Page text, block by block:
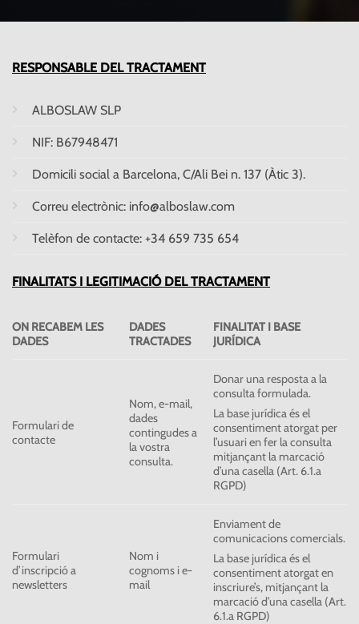
RESPONSABLE DEL TRACTAMENT
ALBOSLAW SLP
NIF: B67948471
Domicili social a Barcelona, ​​C/Ali Bei n. 137 (Àtic 3).
Correu electrònic: info@alboslaw.com
Telèfon de contacte: +34 659 735 654
FINALITATS I LEGITIMACIÓ DEL TRACTAMENT
ON RECABEM LES
DADES
DADES
TRACTADES
FINALITAT I BASE
JURÍDICA
Formulari de
contacte
Nom, e-mail,
dades
contingudes a
la vostra
consulta.
Donar una resposta a la
consulta formulada.
La base jurídica és el
consentiment atorgat per
l’usuari en fer la consulta
mitjançant la marcació
d’una casella (Art. 6.1.a
RGPD)
Formulari
d’inscripció a
newsletters
Nom i
cognoms i e-
mail
Enviament de
comunicacions comercials.
La base jurídica és el
consentiment atorgat en
inscriure’s, mitjançant la
marcació d’una casella (Art.
6.1.a RGPD)